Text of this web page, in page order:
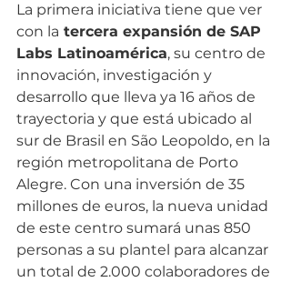
La primera iniciativa tiene que ver
con la tercera expansión de SAP
Labs Latinoamérica, su centro de
innovación, investigación y
desarrollo que lleva ya 16 años de
trayectoria y que está ubicado al
sur de Brasil en São Leopoldo, en la
región metropolitana de Porto
Alegre. Con una inversión de 35
millones de euros, la nueva unidad
de este centro sumará unas 850
personas a su plantel para alcanzar
un total de 2.000 colaboradores de